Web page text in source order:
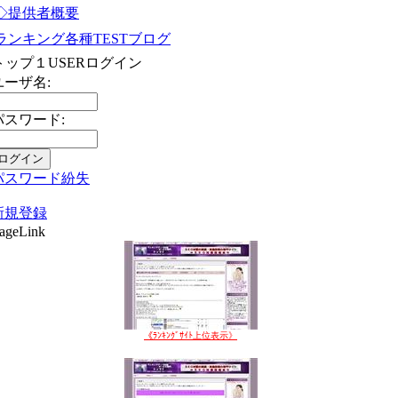
供者概要
ンキング各種TESTブログ
ップ１USERログイン
ーザ名:
スワード:
スワード紛失
規登録
《ﾗﾝｷﾝｸﾞｻｲﾄ上位表示》